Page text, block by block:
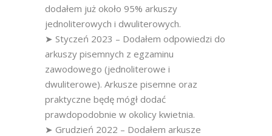
dodałem już około 95% arkuszy
jednoliterowych i dwuliterowych.
➤ Styczeń 2023 – Dodałem odpowiedzi do
arkuszy pisemnych z egzaminu
zawodowego (jednoliterowe i
dwuliterowe). Arkusze pisemne oraz
praktyczne będę mógł dodać
prawdopodobnie w okolicy kwietnia.
➤ Grudzień 2022 – Dodałem arkusze